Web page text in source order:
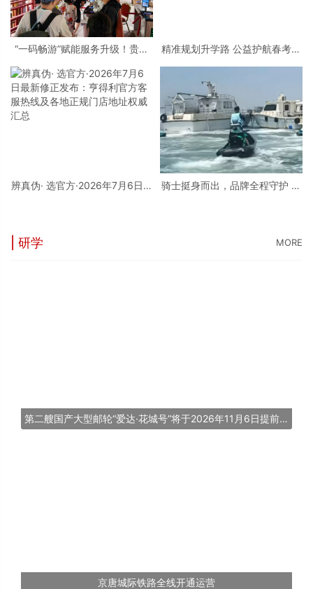
“一码畅游”赋能服务升级！贵阳
慧游玩新模式
精准规划升学路 公益护航春考学
开展2026春考专科批志愿填报公
益辅导活动
辨真伪· 选官方·2026年7月6日最
骑士挺身而出，品牌全程守护 庞
| 研学 MORE
第二艘国产大型邮轮“爱达·花城号”将于2026年11月6日提前交付
京唐城际铁路全线开通运营